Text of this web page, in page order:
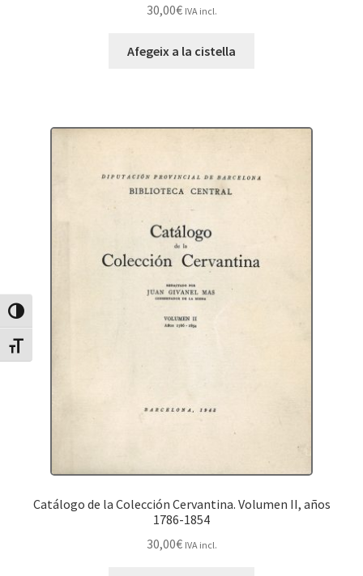
Canvia Alt Contrast
Canvia mida de lletra
30,00€ IVA incl.
Afegeix a la cistella
Catálogo de la Colección Cervantina. Volumen II, años
1786-1854
30,00€ IVA incl.